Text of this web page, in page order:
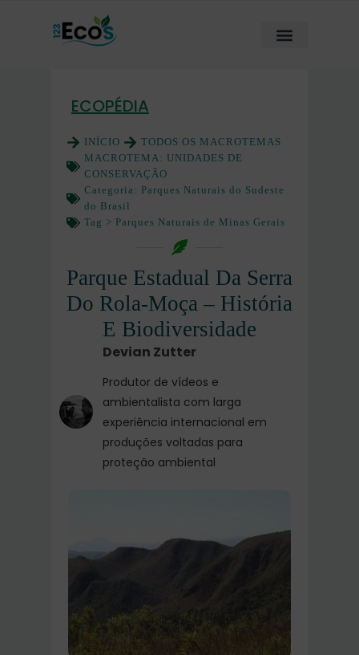
ECOPÉDIA
INÍCIO
TODOS OS MACROTEMAS
MACROTEMA: UNIDADES DE
CONSERVAÇÃO
Categoria: Parques Naturais do Sudeste
do Brasil
Tag > Parques Naturais de Minas Gerais
Parque Estadual Da Serra
Do Rola-Moça – História
E Biodiversidade
Devian Zutter
Produtor de vídeos e
ambientalista com larga
experiência internacional em
produções voltadas para
proteção ambiental